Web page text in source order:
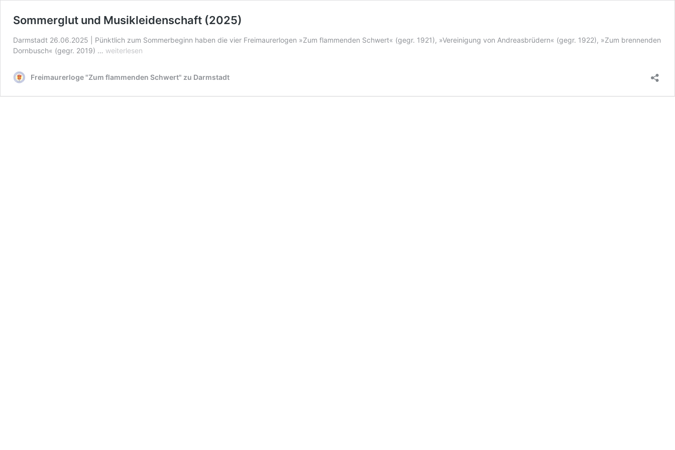
Sommerglut und Musikleidenschaft (2025)
Darmstadt 26.06.2025 | Pünktlich zum Sommerbeginn haben die vier Freimaurerlogen »Zum flammenden Schwert« (gegr. 1921), »Vereinigung von Andreasbrüdern« (gegr. 1922), »Zum brennenden
Dornbusch« (gegr. 2019) … Sommerglut
(2025)
weiterlesen
Freimaurerloge "Zum flammenden Schwert" zu Darmstadt